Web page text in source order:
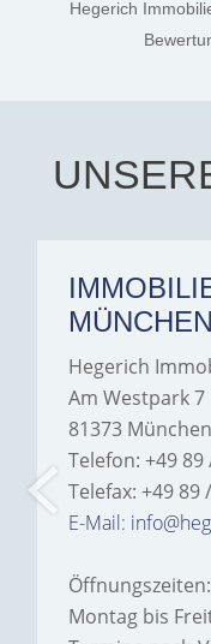
Hegerich
Hegerich
Am Westpark 7
81373 München
Telefon: +49 89
Telefax: +49 89
E-Mail:
Öffnungszeiten:
Montag bis